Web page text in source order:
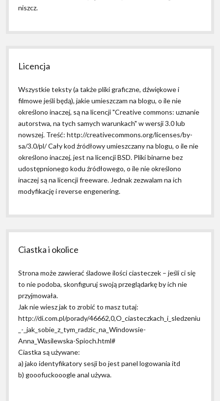
niszcz.
Licencja
Wszystkie teksty (a także pliki graficzne, dźwiękowe i
filmowe jeśli będą), jakie umieszczam na blogu, o ile nie
określono inaczej, są na licencji "Creative commons: uznanie
autorstwa, na tych samych warunkach" w wersji 3.0 lub
nowszej. Treść: http://creativecommons.org/licenses/by-
sa/3.0/pl/ Cały kod źródłowy umieszczany na blogu, o ile nie
określono inaczej, jest na licencji BSD. Pliki binarne bez
udostępnionego kodu źródłowego, o ile nie określono
inaczej są na licencji freeware. Jednak zezwalam na ich
modyfikację i reverse engenering.
Ciastka i okolice
Strona może zawierać śladowe ilości ciasteczek – jeśli ci się
to nie podoba, skonfiguruj swoją przeglądarkę by ich nie
przyjmowała.
Jak nie wiesz jak to zrobić to masz tutaj:
http://di.com.pl/porady/46662,0,O_ciasteczkach_i_sledzeniu
_-_jak_sobie_z_tym_radzic_na_Windowsie-
Anna_Wasilewska-Spioch.html#
Ciastka są używane:
a) jako identyfikatory sesji bo jest panel logowania itd
b) gooofuckooogle anal używa.